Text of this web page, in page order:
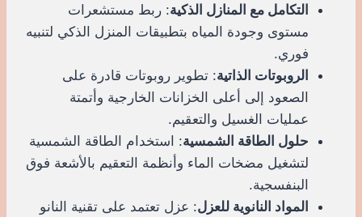
التكامل مع المنازل الذكية: ربط مستشعرات
مستوى وجودة المياه بتطبيقات المنزل الذكي لتنبيه
فوري.
الروبوتات الذاتية: تطوير روبوتات قادرة على
الصعود إلى أعلى الخزانات الخارجية وأتمتة
عمليات الغسيل والتعقيم.
حلول الطاقة الشمسية: استخدام الطاقة الشمسية
لتشغيل مضخات الماء وأنظمة التعقيم بالأشعة فوق
البنفسجية.
المواد النانوية للعزل: عزل تعتمد على تقنية النانو